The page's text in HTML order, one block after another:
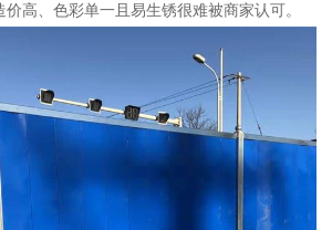
高、色彩单一且易生锈很难被商家认可。